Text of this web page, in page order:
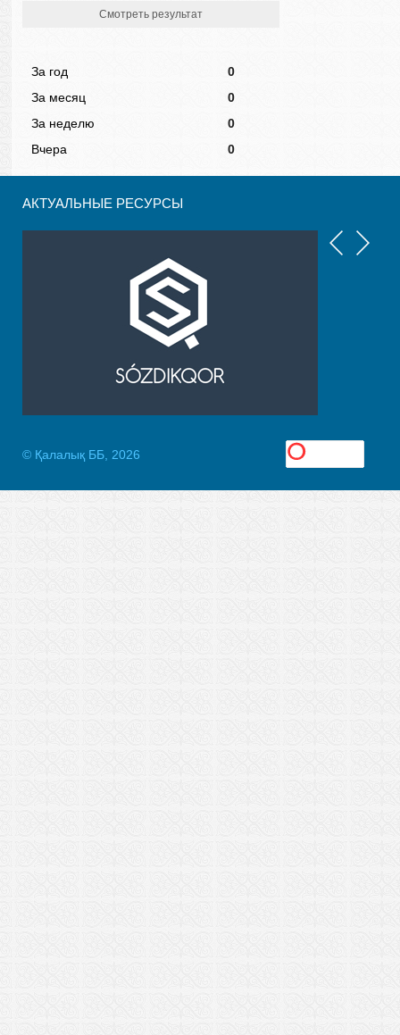
Смотреть результат
За год
0
За месяц
0
За неделю
0
Вчера
0
АКТУАЛЬНЫЕ РЕСУРСЫ
© Қалалық ББ, 2026